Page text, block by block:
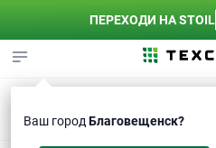
ПЕРЕХОДИ НА STOIL
Ваш город Благовещенск?